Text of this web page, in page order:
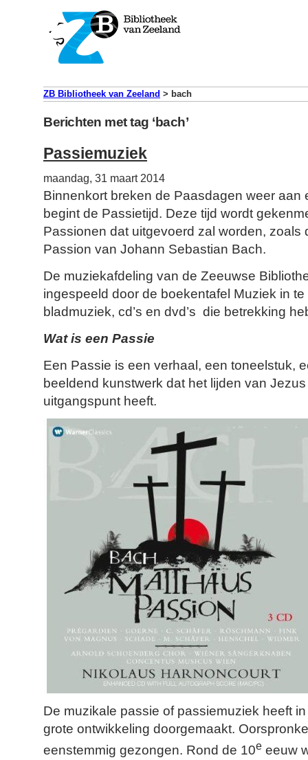
ZB Bibliotheek van Zeeland > bach
Berichten met tag ‘bach’
Passiemuziek
maandag, 31 maart 2014
Binnenkort breken de Paasdagen weer aan
begint de Passietijd. Deze tijd wordt
Passionen dat uitgevoerd zal worden, zoals
Passion van Johann Sebastian Bach.
De muziekafdeling van de Zeeuwse
ingespeeld door de boekentafel Muziek in
bladmuziek, cd’s en dvd’s die betrekking
Wat is een Passie
Een Passie is een verhaal, een toneelstuk,
beeldend kunstwerk dat het lijden van
uitgangspunt heeft.
De muzikale passie of passiemuziek heeft
grote ontwikkeling doorgemaakt.
eenstemmig gezongen. Rond de 10e eeuw